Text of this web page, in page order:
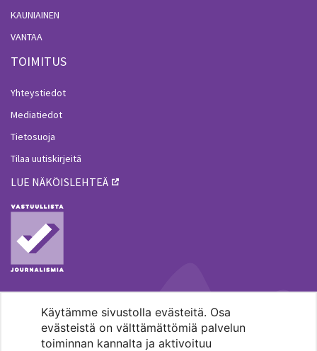
Käytämme sivustolla evästeitä. Osa
evästeistä on välttämättömiä palvelun
toiminnan kannalta ja aktivoituu
KAUNIAINEN
VANTAA
TOIMITUS
Yhteystiedot
Mediatiedot
Tietosuoja
Tilaa uutiskirjeitä
LUE NÄKÖISLEHTEÄ
MENOHAKU